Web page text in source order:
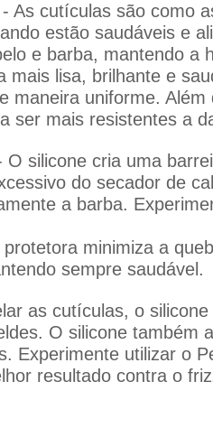
- As cutículas são como
estão saudáveis e
e barba, mantendo a
mais lisa, brilhante e
maneira uniforme.
ser mais resistentes a
O silicone cria uma
do secador de
a barba.
minimiza a
sempre saudável.
as cutículas, o
O silicone também
Experimente utilizar o
resultado contra o